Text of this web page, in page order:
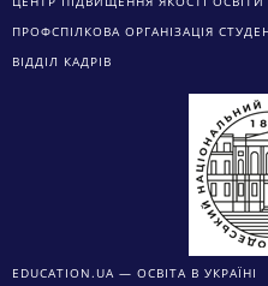
ПРОФСПІЛКОВА ОРГАНІЗАЦІЯ
ВІДДІЛ КАДРІВ
EDUCATION.UA — ОСВІТА В УКРАЇНІ